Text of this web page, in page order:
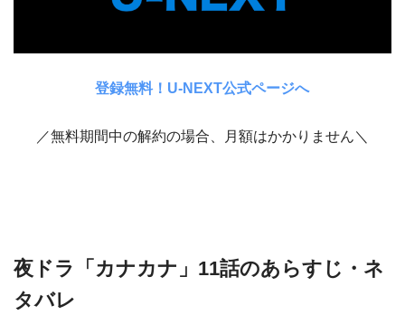
登録無料！U-NEXT公式ページへ
／無料期間中の解約の場合、月額はかかりません＼
夜ドラ「カナカナ」11話のあらすじ・ネ
タバレ